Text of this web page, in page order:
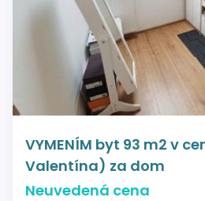
VYMENÍM byt 93 m2 v
Valentína) za dom
Neuvedená cena